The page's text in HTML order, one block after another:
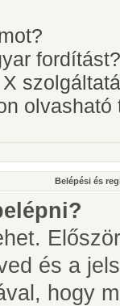
fordítást?
Belépési és
és a
hogy